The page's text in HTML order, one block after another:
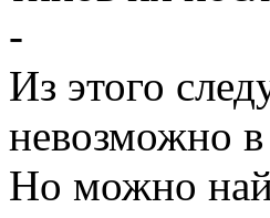
-
Из этого
невозможно
Но можно